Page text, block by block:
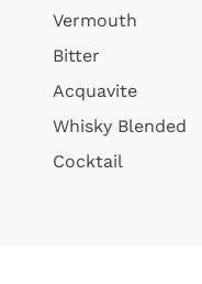
Vermouth
Bitter
Acquavite
Whisky Blended
Cocktail